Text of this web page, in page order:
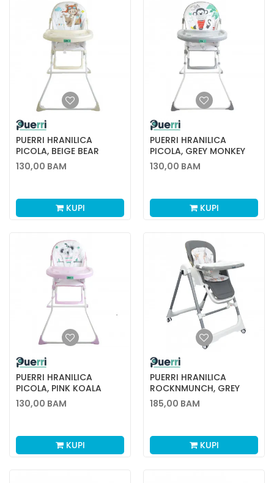
PUERRI HRANILICA
PICOLA, BEIGE BEAR
130,00 BAM
KUPI
PUERRI HRANILICA
PICOLA, GREY MONKEY
130,00 BAM
KUPI
PUERRI HRANILICA
PICOLA, PINK KOALA
130,00 BAM
KUPI
PUERRI HRANILICA
ROCKNMUNCH, GREY
185,00 BAM
KUPI